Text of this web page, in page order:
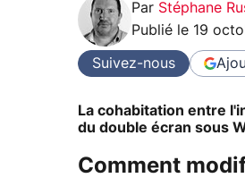
Par Stéphane
Publié le 19
Suivez-nous
La cohabitation entre
du double écran sous
Comment